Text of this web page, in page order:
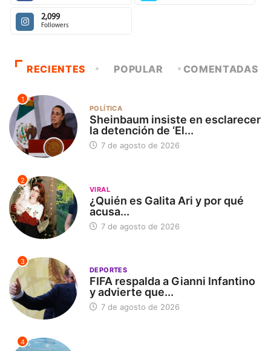
2,099
Followers
RECIENTES POPULAR COMENTADAS
1
POLÍTICA
Sheinbaum insiste en esclarecer
la detención de ‘El...
7 de agosto de 2026
2
VIRAL
¿Quién es Galita Ari y por qué
acusa...
7 de agosto de 2026
3
DEPORTES
FIFA respalda a Gianni Infantino
y advierte que...
7 de agosto de 2026
4